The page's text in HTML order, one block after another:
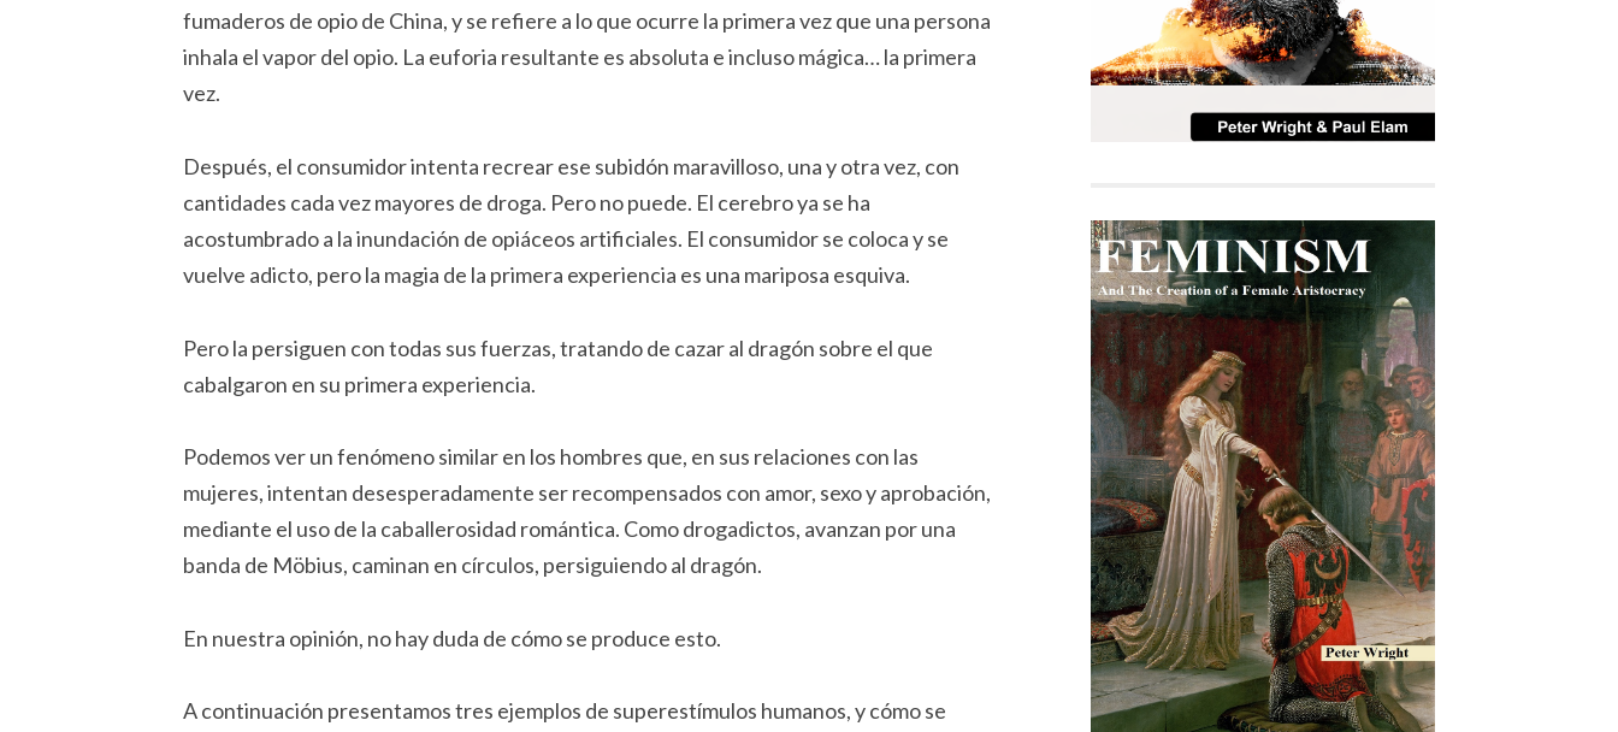
fumaderos de opio de China, y se refiere a lo que ocurre la primera vez que una persona
inhala el vapor del opio. La euforia resultante es absoluta e incluso mágica… la primera
vez.
Después, el consumidor intenta recrear ese subidón maravilloso, una y otra vez, con
cantidades cada vez mayores de droga. Pero no puede. El cerebro ya se ha
acostumbrado a la inundación de opiáceos artificiales. El consumidor se coloca y se
vuelve adicto, pero la magia de la primera experiencia es una mariposa esquiva.
Pero la persiguen con todas sus fuerzas, tratando de cazar al dragón sobre el que
cabalgaron en su primera experiencia.
Podemos ver un fenómeno similar en los hombres que, en sus relaciones con las
mujeres, intentan desesperadamente ser recompensados con amor, sexo y aprobación,
mediante el uso de la caballerosidad romántica. Como drogadictos, avanzan por una
banda de Möbius, caminan en círculos, persiguiendo al dragón.
En nuestra opinión, no hay duda de cómo se produce esto.
A continuación presentamos tres ejemplos de superestímulos humanos, y cómo se